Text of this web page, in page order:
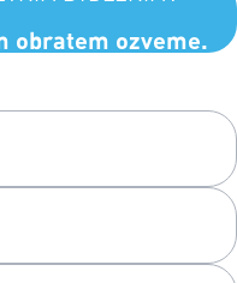
obratem ozveme.